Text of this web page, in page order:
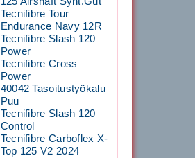
Tecnifibre Tour
Endurance Navy 12R
Tecnifibre Slash 120
Power
Tecnifibre Cross
Power
40042 Tasoitustyökalu
Puu
Tecnifibre Slash 120
Control
Tecnifibre Carboflex X-
Top 125 V2 2024